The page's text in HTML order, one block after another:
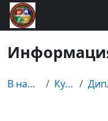
Перейти к основному
В начало Курсы